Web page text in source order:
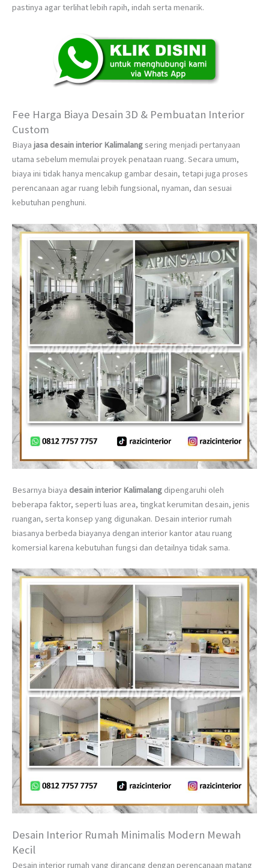
pastinya agar terlihat lebih rapih, indah serta menarik.
Fee Harga Biaya Desain 3D & Pembuatan Interior
Custom
Biaya jasa desain interior Kalimalangsering menjadi pertanyaan
utama sebelum memulai proyek penataan ruang. Secara umum,
biaya ini tidak hanya mencakup gambar desain, tetapi juga proses
perencanaan agar ruang lebih fungsional, nyaman, dan sesuai
kebutuhan penghuni.
Besarnya biaya desain interior Kalimalang dipengaruhi oleh
beberapa faktor, seperti luas area, tingkat kerumitan desain, jenis
ruangan, serta konsep yang digunakan. Desain interior rumah
biasanya berbeda biayanya dengan interior kantor atau ruang
komersial karena kebutuhan fungsi dan detailnya tidak sama.
Desain Interior Rumah Minimalis Modern Mewah
Kecil
Desain interior rumah yang dirancang dengan perencanaan matang